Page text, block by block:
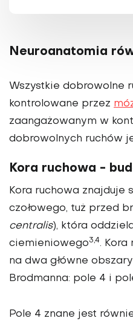
Neuroanatomia
Wszystkie dobrowolne
kontrolowane przez
zaangażowanym w
dobrowolnych ruchów
Kora ruchowa -
Kora ruchowa znajduje
czołowego, tuż przed
centralis), która
ciemieniowego3,4. Kora
na dwa główne
Brodmanna: pole 4 i
Pole 4 znane jest